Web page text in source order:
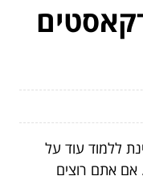
ללמוד עוד על
אם אתם רוצים